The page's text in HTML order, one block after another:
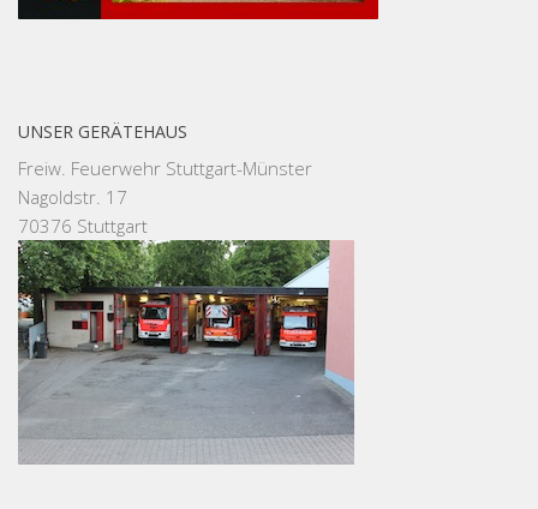
UNSER GERÄTEHAUS
Freiw. Feuerwehr Stuttgart-Münster
Nagoldstr. 17
70376 Stuttgart